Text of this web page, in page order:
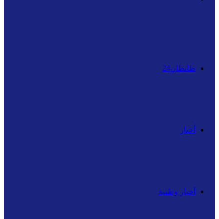
طانطان24
أخبار
أخبار وطنية